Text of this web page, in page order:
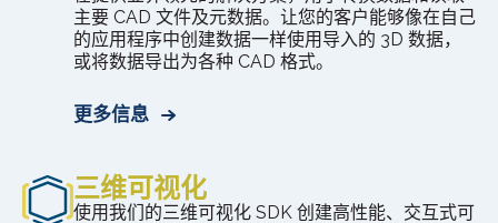
主要 CAD 文件及元数据。让您的客户能够像在自己
的应用程序中创建数据一样使用导入的 3D 数据，
或将数据导出为各种 CAD 格式。
更多信息
三维可视化
使用我们的三维可视化 SDK 创建高性能、交互式可